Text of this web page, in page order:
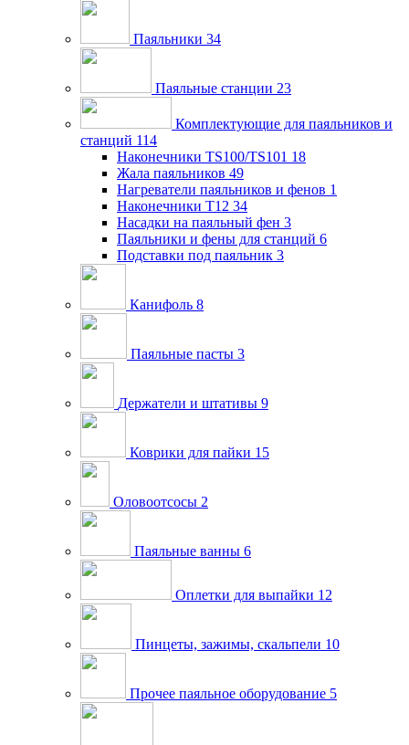
Паяльники 34
Паяльные станции 23
Комплектующие для паяльников и
станций 114
Наконечники TS100/TS101 18
Жала паяльников 49
Нагреватели паяльников и фенов 1
Наконечники T12 34
Насадки на паяльный фен 3
Паяльники и фены для станций 6
Подставки под паяльник 3
Канифоль 8
Паяльные пасты 3
Держатели и штативы 9
Коврики для пайки 15
Оловоотсосы 2
Паяльные ванны 6
Оплетки для выпайки 12
Пинцеты, зажимы, скальпели 10
Прочее паяльное оборудование 5